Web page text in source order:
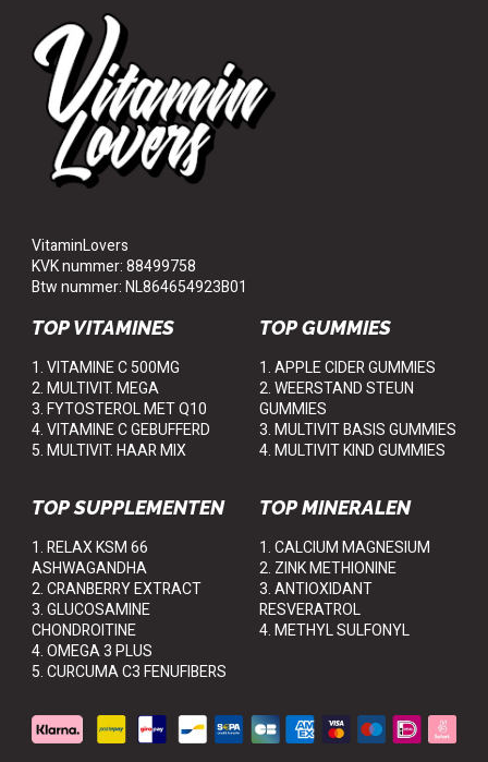
VitaminLovers
KVK nummer: 88499758
Btw nummer: NL864654923B01
TOP VITAMINES
1. VITAMINE C 500MG
2. MULTIVIT. MEGA
3. FYTOSTEROL MET Q10
4. VITAMINE C GEBUFFERD
5. MULTIVIT. HAAR MIX
TOP GUMMIES
1. APPLE CIDER GUMMIES
2. WEERSTAND STEUN
GUMMIES
3. MULTIVIT BASIS GUMMIES
4. MULTIVIT KIND GUMMIES
TOP SUPPLEMENTEN
1. RELAX KSM 66
ASHWAGANDHA
2. CRANBERRY EXTRACT
3. GLUCOSAMINE
CHONDROITINE
4. OMEGA 3 PLUS
5. CURCUMA C3 FENUFIBERS
TOP MINERALEN
1. CALCIUM MAGNESIUM
2. ZINK METHIONINE
3. ANTIOXIDANT
RESVERATROL
4. METHYL SULFONYL